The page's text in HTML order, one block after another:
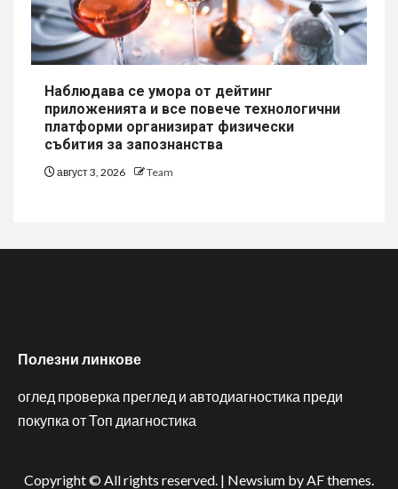
Наблюдава се умора от дейтинг
приложенията и все повече технологични
платформи организират физически
събития за запознанства
август 3, 2026 Team
Полезни линкове
оглед проверка преглед и автодиагностика преди
покупка от Топ диагностика
Copyright © All rights reserved. | Newsium by AF themes.